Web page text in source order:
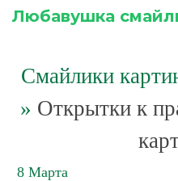
Любавушка
Смайлики
» Открытки к
8 Марта